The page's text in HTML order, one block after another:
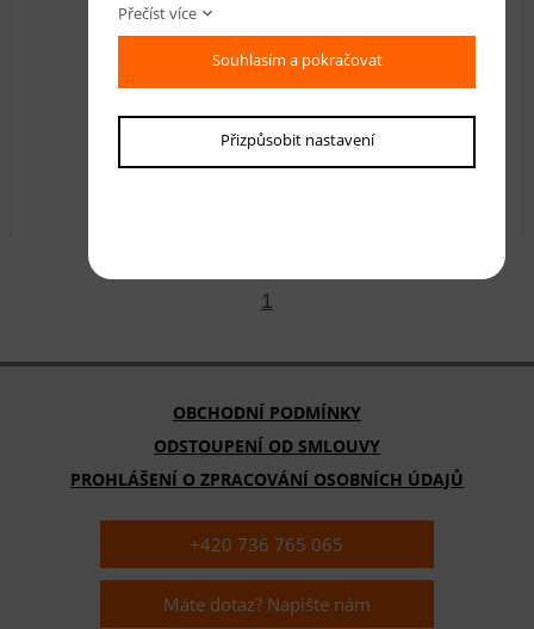
Dostupnost:skladem
1
OBCHODNÍ PODMÍNKY
ODSTOUPENÍ OD SMLOUVY
PROHLÁŠENÍ O ZPRACOVÁNÍ OSOBNÍCH ÚDAJŮ
+420 736 765 065
Máte dotaz? Napište nám
Přečíst více
Souhlasím a pokračovat
Přizpůsobit nastavení